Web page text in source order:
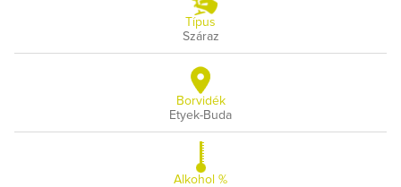
Típus
Száraz
Borvidék
Etyek-Buda
Alkohol %